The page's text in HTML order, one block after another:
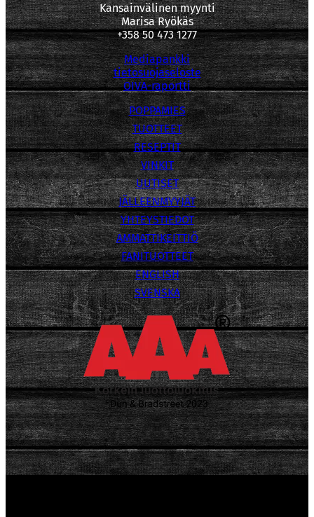
Kansainvälinen myynti
Marisa Ryökäs
+358 50 473 1277
Mediapankki
tietosuojaseloste
OIVA-raportti
POPPAMIES
TUOTTEET
RESEPTIT
VINKIT
UUTISET
JÄLLEENMYYJÄT
YHTEYSTIEDOT
AMMATTIKEITTIÖ
FANITUOTTEET
ENGLISH
SVENSKA